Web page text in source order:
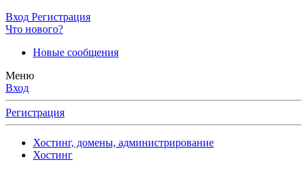
Вход Регистрация
Что нового?
Новые сообщения
Меню
Вход
Регистрация
Хостинг, домены, администрирование
Хостинг